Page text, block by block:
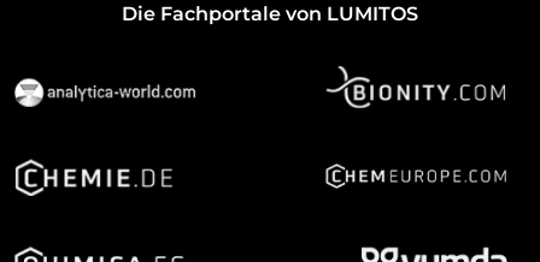
Die Fachportale von LUMITOS